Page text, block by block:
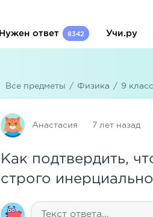
Нужен ответ 8342 Учи.ру
Все предметы / Физика / 9 класс
Анастасия 7 лет назад
Как подтвердить,
строго